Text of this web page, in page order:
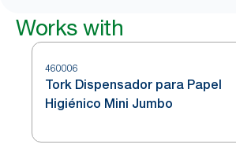
Works with
460006
Tork Dispensador para Papel
Higiénico Mini Jumbo